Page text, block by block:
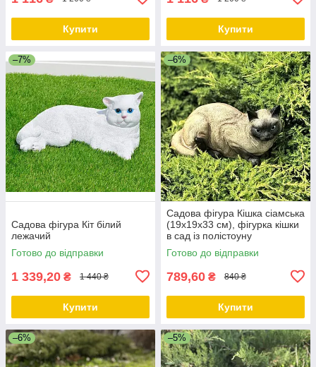
Купити Купити
–7%
Садова фігура Кіт білий
лежачий
Готово до відправки
1 339,20 ₴ 1 440 ₴
Купити
–6%
Садова фігура Кішка сіамська
(19х19х33 см), фігурка кішки
в сад із полістоуну
Готово до відправки
789,60 ₴ 840 ₴
Купити
–6% –5%